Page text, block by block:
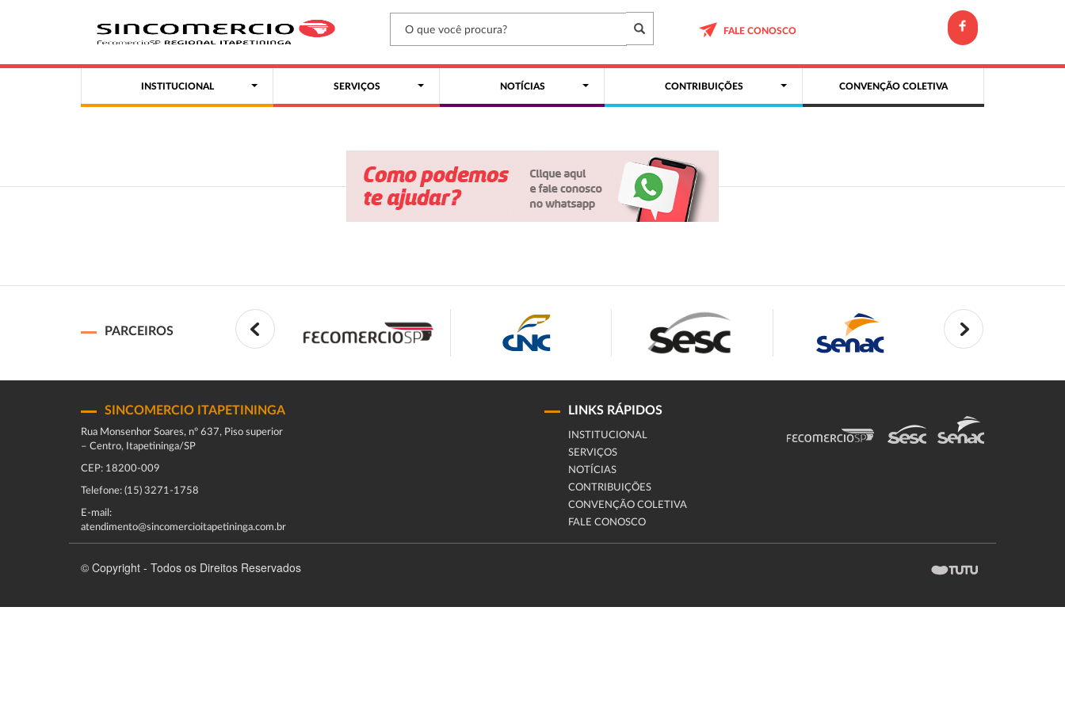
FALE CONOSCO
INSTITUCIONAL SERVIÇOS NOTÍCIAS CONTRIBUIÇÕES CONVENÇÃO COLETIVA
PARCEIROS
SINCOMERCIO ITAPETININGA
Rua Monsenhor Soares, nº 637, Piso superior
– Centro, Itapetininga/SP
CEP: 18200-009
Telefone: (15) 3271-1758
E-mail:
atendimento@sincomercioitapetininga.com.br
LINKS RÁPIDOS
INSTITUCIONAL
SERVIÇOS
NOTÍCIAS
CONTRIBUIÇÕES
CONVENÇÃO COLETIVA
FALE CONOSCO
© Copyright - Todos os Direitos Reservados